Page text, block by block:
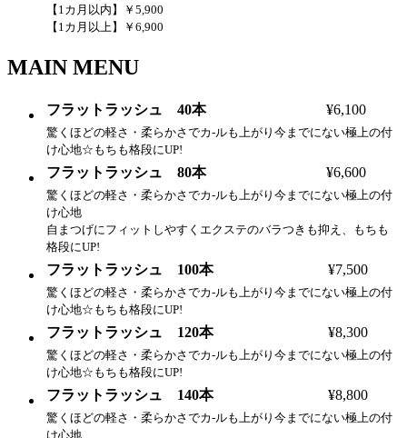
【1カ月以内】￥5,900
【1カ月以上】￥6,900
MAIN MENU
フラットラッシュ 40本 ¥6,100
驚くほどの軽さ・柔らかさでカ-ルも上がり今までにない極上の付
け心地☆もちも格段にUP!
フラットラッシュ 80本 ¥6,600
驚くほどの軽さ・柔らかさでカ-ルも上がり今までにない極上の付
け心地
自まつげにフィットしやすくエクステのバラつきも抑え、もちも
格段にUP!
フラットラッシュ 100本 ¥7,500
驚くほどの軽さ・柔らかさでカ-ルも上がり今までにない極上の付
け心地☆もちも格段にUP!
フラットラッシュ 120本 ¥8,300
驚くほどの軽さ・柔らかさでカ-ルも上がり今までにない極上の付
け心地☆もちも格段にUP!
フラットラッシュ 140本 ¥8,800
驚くほどの軽さ・柔らかさでカ-ルも上がり今までにない極上の付
け心地